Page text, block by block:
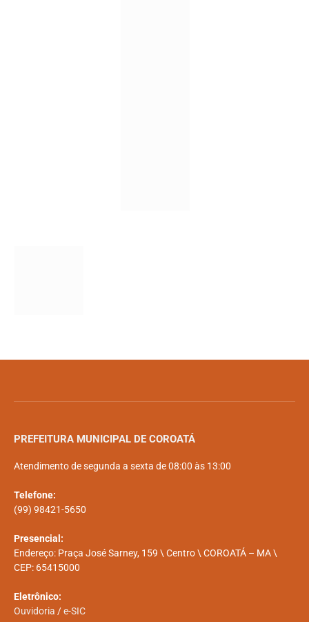
PREFEITURA MUNICIPAL DE COROATÁ
Atendimento de segunda a sexta de 08:00 às 13:00
Telefone:
(99) 98421-5650
Presencial:
Endereço: Praça José Sarney, 159 \ Centro \ COROATÁ – MA \
CEP: 65415000
Eletrônico:
Ouvidoria /e-SIC